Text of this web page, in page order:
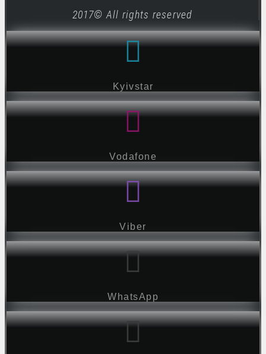
2017© All rights reserved
Kyivstar
Vodafone
Viber
WhatsApp